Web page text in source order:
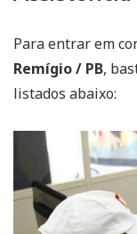
Para entrar em
Remígio / PB,
listados abaixo: